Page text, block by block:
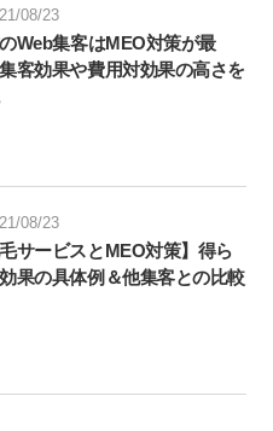
08/23
Web集客はMEO対策が最
客効果や費用対効果の高さを
08/23
毛サービスとMEO対策】得ら
果の具体例＆他集客との比較